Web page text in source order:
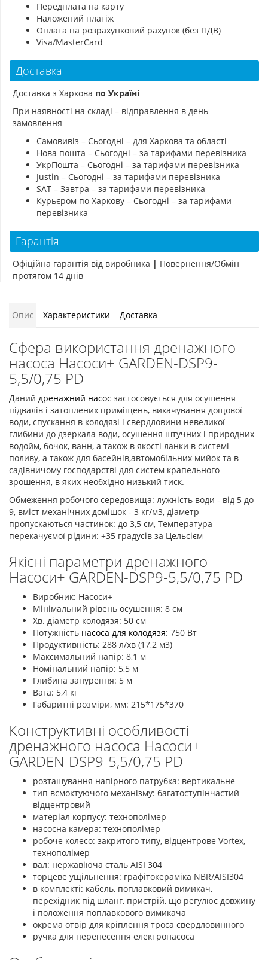
Передплата на карту
Наложений платіж
Оплата на розрахунковий рахунок (без ПДВ)
Visa/MasterCard
Доставка
Доставка з Харкова по Україні
При наявності на складі – відправлення в день
замовлення
Самовивіз – Сьогодні – для Харкова та області
Нова пошта – Сьогодні – за тарифами перевізника
УкрПошта – Сьогодні – за тарифами перевізника
Justin – Сьогодні – за тарифами перевізника
SAT – Завтра – за тарифами перевізника
Курьєром по Харкову – Сьогодні – за тарифами
перевізника
Гарантія
Офіційна гарантія від виробника | Повернення/Обмін
протягом 14 днів
Опис Характеристики Доставка
Сфера використання дренажного
насоса Насоси+ GARDEN-DSP9-
5,5/0,75 PD
Даний дренажний насос застосовується для осушення
підвалів і затоплених приміщень, викачування дощової
води, спускання в колодязі і свердловини невеликої
глибини до дзеркала води, осушення штучних і природних
водойм, бочок, ванн, а також в якості ланки в системі
поливу, а також для басейнів,автомобільних мийок та в
садівничому господарстві для систем крапельного
зрошення, в яких необхідно низький тиск.
Обмеження робочого середовища: лужність води - від 5 до
9, вміст механічних домішок - 3 кг/м3, діаметр
пропускаються частинок: до 3,5 см, Температура
перекачуємої рідини: +35 градусів за Цельсієм
Якісні параметри дренажного
Насоси+ GARDEN-DSP9-5,5/0,75 PD
Виробник: Насоси+
Мінімальний рівень осушення: 8 см
Хв. діаметр колодязя: 50 см
Потужність насоса для колодязя: 750 Вт
Продуктивність: 288 л/хв (17,2 м3)
Максимальний напір: 8,1 м
Номінальний напір: 5,5 м
Глибина занурення: 5 м
Вага: 5,4 кг
Габаритні розміри, мм: 215*175*370
Конструктивні особливості
дренажного насоса Насоси+
GARDEN-DSP9-5,5/0,75 PD
розташування напірного патрубка: вертикальне
тип всмоктуючого механізму: багатоступінчастий
відцентровий
матеріал корпусу: технополімер
насосна камера: технополімер
робоче колесо: закритого типу, відцентрове Vortex,
технополімер
вал: нержавіюча сталь AISI 304
торцеве ущільнення: графітокераміка NBR/AISI304
в комплекті: кабель, поплавковий вимикач,
перехідник під шланг, пристрій, що регулює довжину
і положення поплавкового вимикача
окрема отвір для кріплення троса свердловинного
ручка для перенесення електронасоса